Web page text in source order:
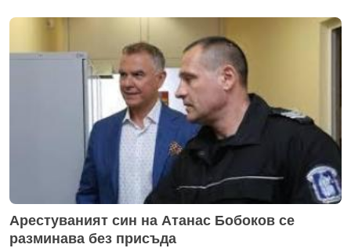
Арестуваният син на Атанас Бобоков се
разминава без присъда